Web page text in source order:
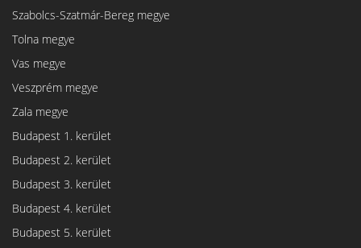
Szabolcs-Szatmár-Bereg megye
Tolna megye
Vas megye
Veszprém megye
Zala megye
Budapest 1. kerület
Budapest 2. kerület
Budapest 3. kerület
Budapest 4. kerület
Budapest 5. kerület